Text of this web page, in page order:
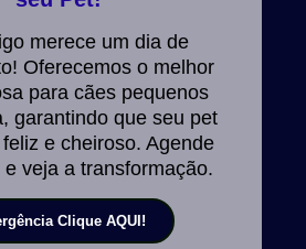
merece um dia de
Oferecemos o melhor
para cães pequenos
garantindo que seu pet
e cheiroso. Agende
e veja a transformação.
Clique AQUI!